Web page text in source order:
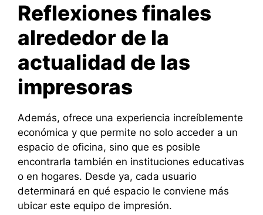
Reflexiones finales
alrededor de la
actualidad de las
impresoras
Además, ofrece una experiencia increíblemente
económica y que permite no solo acceder a un
espacio de oficina, sino que es posible
encontrarla también en instituciones educativas
o en hogares. Desde ya, cada usuario
determinará en qué espacio le conviene más
ubicar este equipo de impresión.